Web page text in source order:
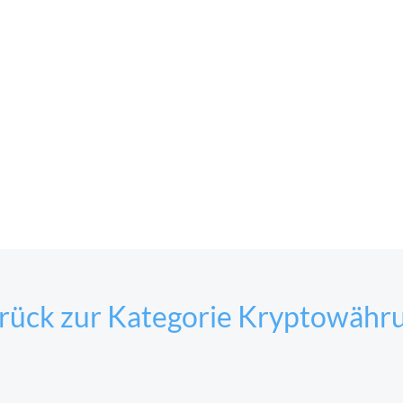
zur Kategorie